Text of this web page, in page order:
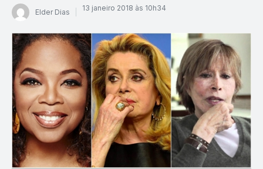
Elder Dias 13 janeiro 2018 às 10h34